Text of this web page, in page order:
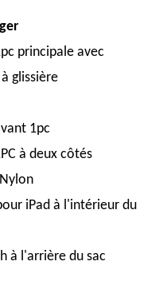
principale avec
glissière
1pc
à deux côtés
iPad à l'intérieur du
à l'arrière du sac